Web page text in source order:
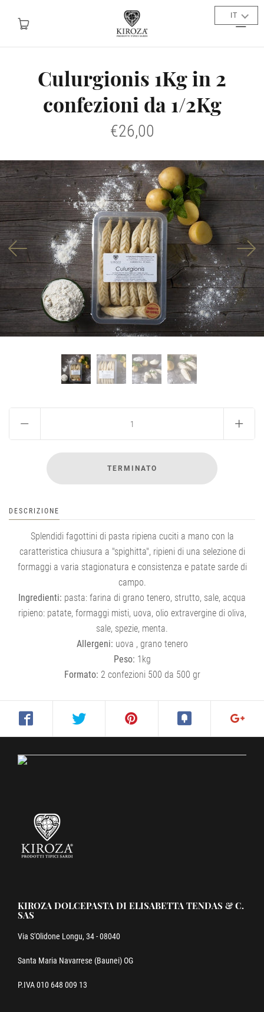
Home
L'azienda
Le ricette
Contatti
IL MIO ACCOUNT
Culurgionis 1Kg in 2
confezioni da 1/2Kg
€26,00
DESCRIZIONE
Splendidi fagottini di pasta ripiena cuciti a mano con la
caratteristica chiusura a "spighitta", ripieni di una selezione di
formaggi a varia stagionatura e consistenza e patate sarde di
campo.
Ingredienti: pasta: farina di grano tenero, strutto, sale, acqua
ripieno: patate, formaggi misti, uova, olio extravergine di oliva,
sale, spezie, menta.
Allergeni: uova , grano tenero
Peso: 1kg
Formato: 2 confezioni 500 da 500 gr
KIROZA DOLCEPASTA DI ELISABETTA TENDAS & C.
SAS
Via S'Olidone Longu, 34 - 08040
Santa Maria Navarrese (Baunei) OG
P.IVA 010 648 009 13
IT